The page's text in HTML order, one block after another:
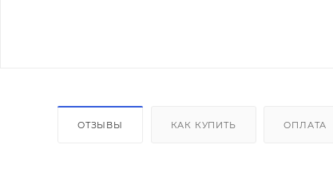
ОТЗЫВЫ КАК КУПИТЬ ОПЛАТА